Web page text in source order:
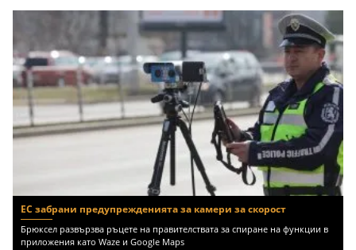
ЕС забрани предупрежденията за камери за скорост
Брюксел развързва ръцете на правителствата за спиране на функции в
приложения като Waze и Google Maps